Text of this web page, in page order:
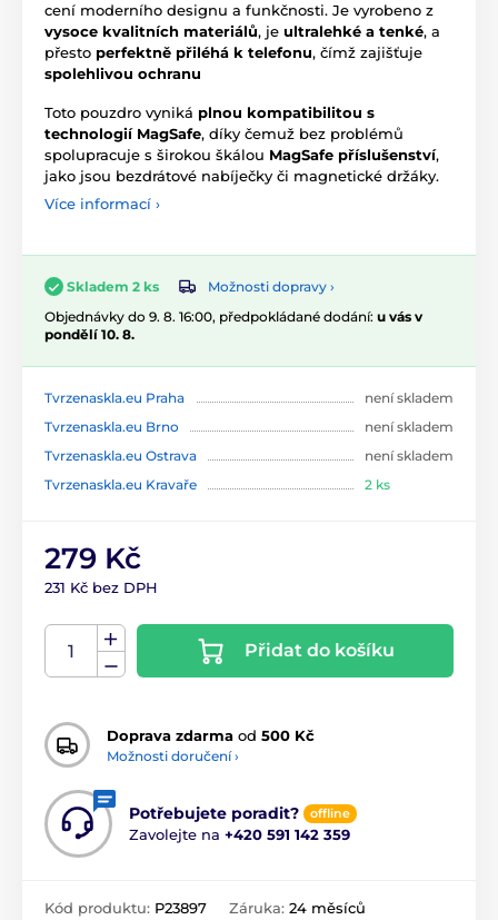
cení moderního designu a funkčnosti. Je vyrobeno z
vysoce kvalitních materiálů, je ultralehké a tenké, a
přesto perfektně přiléhá k telefonu, čímž zajišťuje
spolehlivou ochranu
Toto pouzdro vyniká plnou kompatibilitou s
technologií MagSafe, díky čemuž bez problémů
spolupracuje s širokou škálou MagSafe příslušenství,
jako jsou bezdrátové nabíječky či magnetické držáky.
Více informací ›
Skladem 2 ks
Možnosti dopravy ›
Objednávky do 9. 8. 16:00, předpokládané dodání: u vás v
pondělí 10. 8.
Tvrzenaskla.eu Praha
není skladem
Tvrzenaskla.eu Brno
není skladem
Tvrzenaskla.eu Ostrava
není skladem
Tvrzenaskla.eu Kravaře
2 ks
279 Kč
231 Kč bez DPH
Přidat do košíku
Doprava zdarma od 500 Kč
Možnosti doručení ›
Potřebujete poradit? offline
Zavolejte na +420 591 142 359
Kód produktu: P23897 Záruka: 24 měsíců